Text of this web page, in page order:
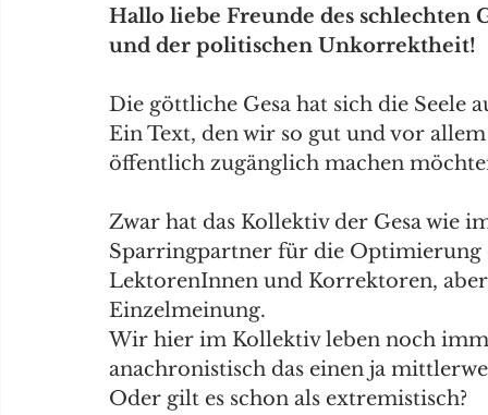
Hallo liebe Freunde des schlechten
und der politischen Unkorrektheit!
Die göttliche Gesa hat sich die Seele
Ein Text, den wir so gut und vor
öffentlich zugänglich machen
Zwar hat das Kollektiv der Gesa wie
Sparringpartner für die Optimierung
LektorenInnen und Korrektoren,
Einzelmeinung.
Wir hier im Kollektiv leben noch
anachronistisch das einen ja
Oder gilt es schon als extremistisch?